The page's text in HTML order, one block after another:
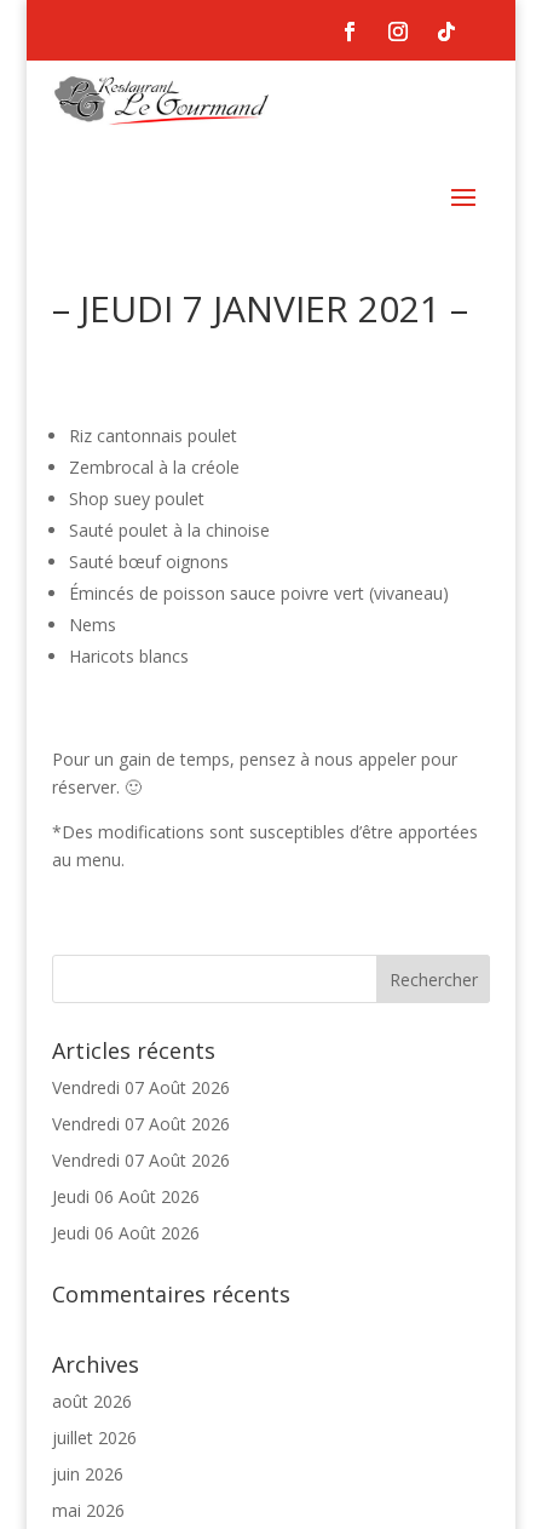
– JEUDI 7 JANVIER 2021 –
Riz cantonnais poulet
Zembrocal à la créole
Shop suey poulet
Sauté poulet à la chinoise
Sauté bœuf oignons
Émincés de poisson sauce poivre vert (vivaneau)
Nems
Haricots blancs
Pour un gain de temps, pensez à nous appeler pour
réserver. 🙂
*Des modifications sont susceptibles d’être apportées
au menu.
Articles récents
Vendredi 07 Août 2026
Vendredi 07 Août 2026
Vendredi 07 Août 2026
Jeudi 06 Août 2026
Jeudi 06 Août 2026
Commentaires récents
Archives
août 2026
juillet 2026
juin 2026
mai 2026